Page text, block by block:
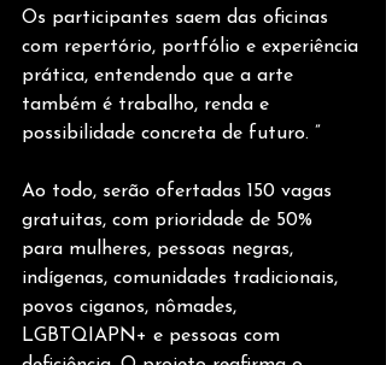
Os participantes saem das oficinas
com repertório, portfólio e experiência
prática, entendendo que a arte
também é trabalho, renda e
possibilidade concreta de futuro. ”
Ao todo, serão ofertadas 150 vagas
gratuitas, com prioridade de 50%
para mulheres, pessoas negras,
indígenas, comunidades tradicionais,
povos ciganos, nômades,
LGBTQIAPN+ e pessoas com